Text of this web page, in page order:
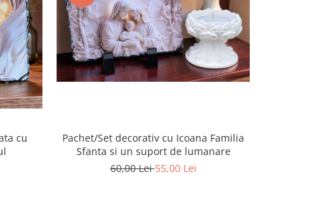
cu
Pachet/Set decorativ cu Icoana Familia
Sfanta si un suport de lumanare
60,00 Lei55,00 Lei